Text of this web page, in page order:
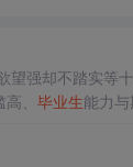
望强却不踏实等
、 毕业生能力与